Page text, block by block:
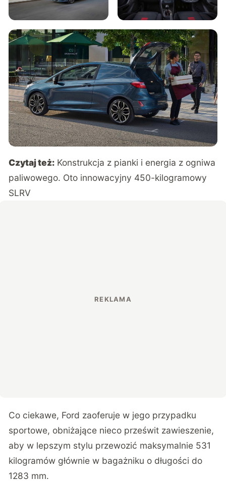
Czytaj też: Konstrukcja z pianki i energia z ogniwa
paliwowego. Oto innowacyjny 450-kilogramowy
SLRV
Co ciekawe, Ford zaoferuje w jego przypadku
sportowe, obniżające nieco prześwit zawieszenie,
aby w lepszym stylu przewozić maksymalnie 531
kilogramów głównie w bagażniku o długości do
1283 mm.